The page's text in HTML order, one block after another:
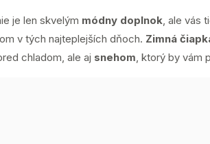
je len skvelým módny doplnok, ale vás
v tých najteplejších dňoch. Zimná
chladom, ale aj snehom, ktorý by vám